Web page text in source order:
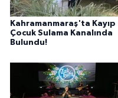
Kahramanmaraş'ta Kayıp
Çocuk Sulama Kanalında
Bulundu!